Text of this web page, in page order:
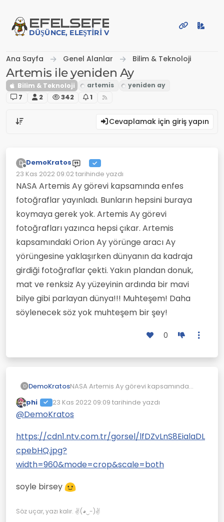
EFELSEFE
DÜŞÜNCE, ELEŞTIRI VE PAYLAŞIM PLATFORMU
Ana Sayfa Genel Alanlar Bilim & Teknoloji
Artemis ile yeniden Ay
Bilim & Teknoloji
7
2 342 1
Cevaplamak için giriş yapın
D
Çevrimdışı
DemoKratos
23 Kas 2022 09:02tarihinde yazdı
Son düzenleyen:
NASA Artemis Ay görevi kapsamında enfes
fotoğraflar yayınladı. Bunların hepsini buraya
koymaya gerek yok. Artemis Ay görevi
fotoğrafları yazınca hepsi çıkar. Artemis
kapsamındaki Orion Ay yörünge aracı Ay
yörüngesine yaklaşırken dünyanın da kadraja
girdiği fotoğraflar çekti. Yakın plandan donuk,
mat ve renksiz Ay yüzeyinin ardında bir mavi
bilye gibi parlayan dünya!!! Muhteşem! Daha
söylenecek söz yok muhteşem bir şey!
0
D DemoKratosNASA Artemis Ay görevi kapsamında
hepsini buraya koymaya gerek yok.
Artemis Ay görevi fotoğrafları yazınca
Ay yörünge aracı Ay yörüngesine
yaklaşırken dünyanın da kadraja girdiği
mat ve renksiz Ay yüzeyinin ardında bir
mavi bilye gibi parlayan dünya!!!
Muhteşem! Daha söylenecek söz yok
muhteşem bir şey!
Çevrimdışı
phi 23 Kas 2022 09:09 tarihinde yazdı
Son düzenleyen:
@DemoKratos
https://cdn1.ntv.com.tr/gorsel/lfDZvLnS8EialaDL
cpebHQ.jpg?
width=960&mode=crop&scale=both
soyle birsey
Söz uçar, yazı kalır. ✌(◕‿-)✌